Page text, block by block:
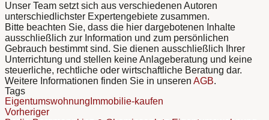
Unser Team setzt sich aus verschiedenen Autoren
unterschiedlichster Expertengebiete zusammen.
Bitte beachten Sie, dass die hier dargebotenen Inhalte
ausschließlich zur Information und zum persönlichen
Gebrauch bestimmt sind. Sie dienen ausschließlich Ihrer
Unterrichtung und stellen keine Anlageberatung und keine
steuerliche, rechtliche oder wirtschaftliche Beratung dar.
Weitere Informationen finden Sie in unseren AGB.
Tags
Eigentumswohnung Immobilie-kaufen
Vorheriger